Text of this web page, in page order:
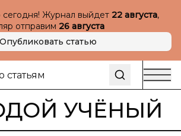
сегодня! Журнал выйдет 22 августа,
отправим 26 августа
Опубликовать статью
УЧЁНЫЙ